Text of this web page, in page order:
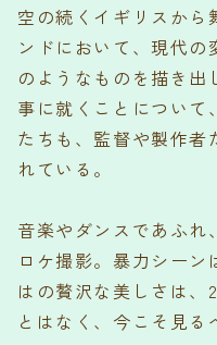
空の続くイギリスから
ンドにおいて、現代
のようなものを描き
事に就くことについて
たちも、監督や製作者
れている。
音楽やダンスであふれ
ロケ撮影。暴力シー
はの贅沢な美しさは、
とはなく、今こそ見る